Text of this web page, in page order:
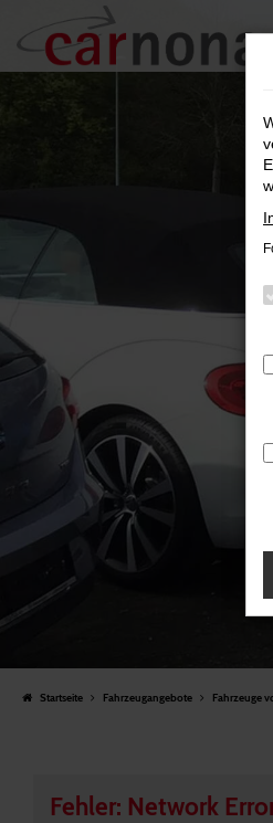
Zum
Hauptinhalt
springen
Startseite Fahrzeugangebote Fahrzeuge
Fehler: Network